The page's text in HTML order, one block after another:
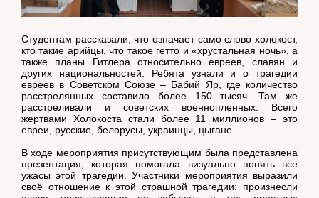
Студентам рассказали, что означает само слово холокост,
кто такие арийцы, что такое гетто и «хрустальная ночь», а
также планы Гитлера относительно евреев, славян и
других национальностей. Ребята узнали и о трагедии
евреев в Советском Союзе – Бабий Яр, где количество
расстрелянных составило более 150 тысяч. Там же
расстреливали и советских военнопленных. Всего
жертвами Холокоста стали более 11 миллионов – это
евреи, русские, белорусы, украинцы, цыгане.
В ходе мероприятия присутствующим была представлена
презентация, которая помогала визуально понять все
ужасы этой трагедии. Участники мероприятия выразили
своё отношение к этой страшной трагедии: произнесли